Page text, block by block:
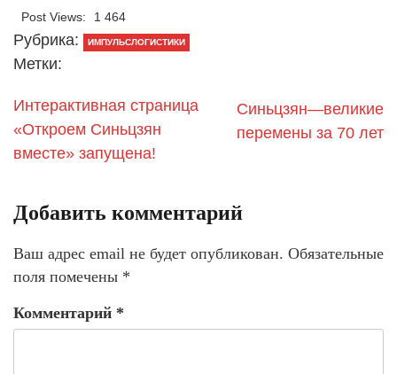
Post Views: 1 464
Рубрика: ИМПУЛЬСЛОГИСТИКИ
Метки:
Интерактивная страница
«Откроем Синьцзян
вместе» запущена!
Синьцзян—великие
перемены за 70 лет
Добавить комментарий
Ваш адрес email не будет опубликован. Обязательные
поля помечены *
Комментарий *